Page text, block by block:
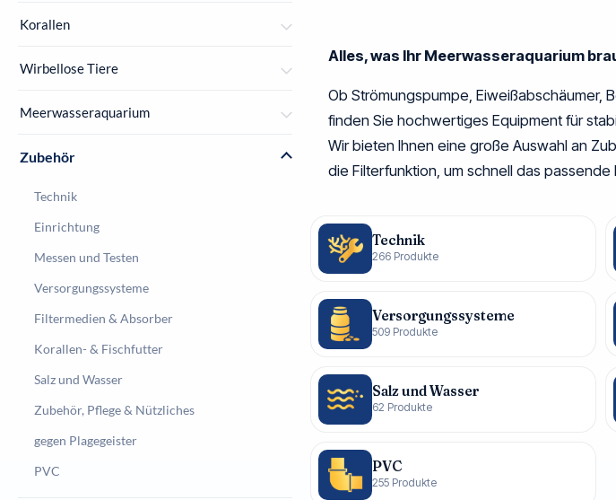
Korallen
Wirbellose Tiere
Meerwasseraquarium
Zubehör
Technik
Einrichtung
Messen und Testen
Versorgungssysteme
Filtermedien & Absorber
Korallen- & Fischfutter
Salz und Wasser
Zubehör, Pflege & Nützliches
gegen Plagegeister
PVC
Alles, was Ihr Meerwasseraquarium
Ob Strömungspumpe, Eiweißabschäumer,
finden Sie hochwertiges Equipment für
Wir bieten Ihnen eine große Auswahl an
die Filterfunktion, um schnell das
Technik
266 Produkte
Versorgungssysteme
509 Produkte
Salz und Wasser
62 Produkte
PVC
255 Produkte